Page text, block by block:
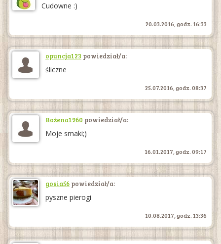
Cudowne :)
20.03.2016, godz. 16:33
opuncja123 powiedział/a:
śliczne
25.07.2016, godz. 08:37
Bożena1960 powiedział/a:
Moje smaki;)
16.01.2017, godz. 09:17
gosia56 powiedział/a:
pyszne pierogi
10.08.2017, godz. 13:36